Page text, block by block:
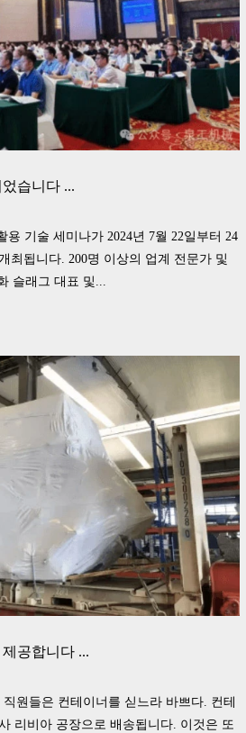
습니다 ...
용 기술 세미나가 2024년 7월 22일부터 24
최됩니다. 200명 이상의 업계 전문가 및
슬래그 대표 및...
제공합니다 ...
직원들은 컨테이너를 싣느라 바쁘다. 컨테
리비아 공장으로 배송됩니다. 이것은 또